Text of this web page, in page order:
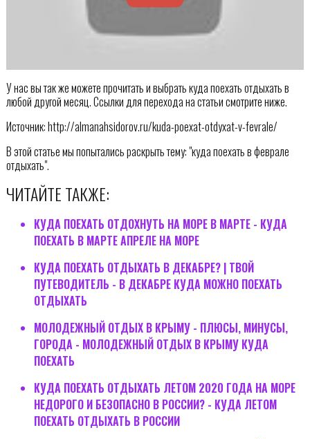
У нас вы так же можете прочитать и выбрать куда поехать отдыхать в
любой другой месяц. Ссылки для перехода на статьи смотрите ниже.
Источник: http://almanahsidorov.ru/kuda-poexat-otdyxat-v-fevrale/
В этой статье мы попытались раскрыть тему: "куда поехать в феврале
отдыхать".
ЧИТАЙТЕ ТАКЖЕ:
КУДА ПОЕХАТЬ ОТДОХНУТЬ НА МОРЕ В МАРТЕ - КУДА
ПОЕХАТЬ В МАРТЕ АПРЕЛЕ НА МОРЕ
КУДА ПОЕХАТЬ ОТДЫХАТЬ В ДЕКАБРЕ? | ТВОЙ
ПУТЕВОДИТЕЛЬ - В ДЕКАБРЕ КУДА МОЖНО ПОЕХАТЬ
ОТДЫХАТЬ
МОЛОДЕЖНЫЙ ОТДЫХ В КРЫМУ - ПЛЮСЫ, МИНУСЫ,
ГОРОДА - МОЛОДЕЖНЫЙ ОТДЫХ В КРЫМУ КУДА
ПОЕХАТЬ
КУДА ПОЕХАТЬ ОТДЫХАТЬ ЛЕТОМ 2020 ГОДА НА МОРЕ
НЕДОРОГО И БЕЗОПАСНО В РОССИИ? - КУДА ЛЕТОМ
ПОЕХАТЬ ОТДЫХАТЬ В РОССИИ